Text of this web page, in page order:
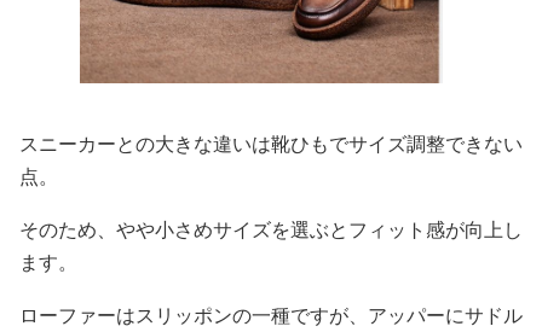
スニーカーとの大きな違いは靴ひもでサイズ調整できない
点。
そのため、やや小さめサイズを選ぶとフィット感が向上し
ます。
ローファーはスリッポンの一種ですが、アッパーにサドル